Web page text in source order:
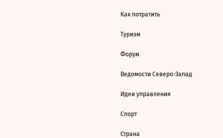
Как потратить
Туризм
Форум
Ведомости Северо-Запад
Идеи управления
Спорт
Страна